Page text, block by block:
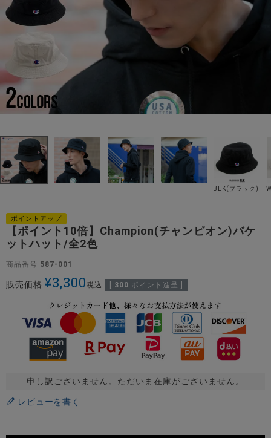
BLK(ブラック)
ポイントアップ
【ポイント10倍】Champion(チャンピオン)バケ
ットハット/全2色
商品番号 587-001
販売価格 ¥3,300税込 300 ポイント進呈 ]
申し訳ございません。ただいま在庫がございません。
レビューを書く